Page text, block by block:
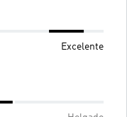
Excelente